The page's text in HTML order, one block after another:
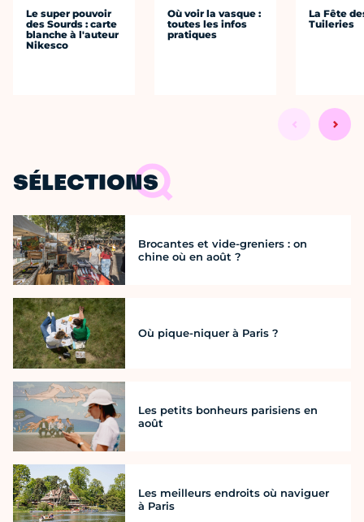
Le super pouvoir
des Sourds : carte
blanche à l'auteur
Nikesco
Où voir la vasque :
toutes les infos
pratiques
La Fête
Tuileries
SÉLECTIONS
Brocantes et vide-greniers : on
chine où en août ?
Où pique-niquer à Paris ?
Les petits bonheurs parisiens en
août
Les meilleurs endroits où naviguer
à Paris